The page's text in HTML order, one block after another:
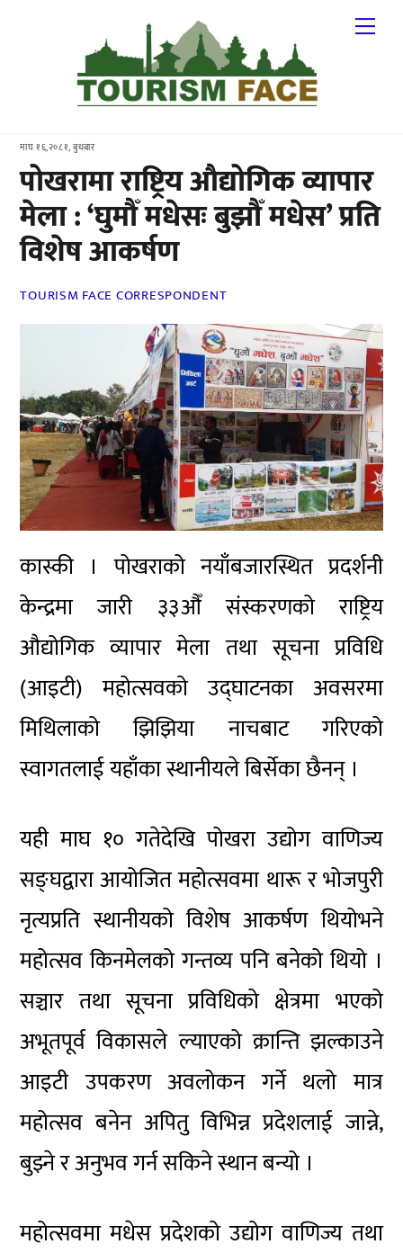
माघ १६,२०८१, बुधबार
पोखरामा राष्ट्रिय औद्योगिक व्यापार
मेला : ‘घुमौँ मधेसः बुझौँ मधेस’ प्रति
विशेष आकर्षण
TOURISM FACE CORRESPONDENT
कास्की । पोखराको नयाँबजारस्थित प्रदर्शनी
केन्द्रमा जारी ३३औँ संस्करणको राष्ट्रिय
औद्योगिक व्यापार मेला तथा सूचना प्रविधि
(आइटी) महोत्सवको उद्घाटनका अवसरमा
मिथिलाको झिझिया नाचबाट गरिएको
स्वागतलाई यहाँका स्थानीयले बिर्सेका छैनन् ।
यही माघ १० गतेदेखि पोखरा उद्योग वाणिज्य
सङ्घद्वारा आयोजित महोत्सवमा थारू र भोजपुरी
नृत्यप्रति स्थानीयको विशेष आकर्षण थियोभने
महोत्सव किनमेलको गन्तव्य पनि बनेको थियो ।
सञ्चार तथा सूचना प्रविधिको क्षेत्रमा भएको
अभूतपूर्व विकासले ल्याएको क्रान्ति झल्काउने
आइटी उपकरण अवलोकन गर्ने थलो मात्र
महोत्सव बनेन अपितु विभिन्न प्रदेशलाई जान्ने,
बुझ्ने र अनुभव गर्न सकिने स्थान बन्यो ।
महोत्सवमा मधेस प्रदेशको उद्योग वाणिज्य तथा